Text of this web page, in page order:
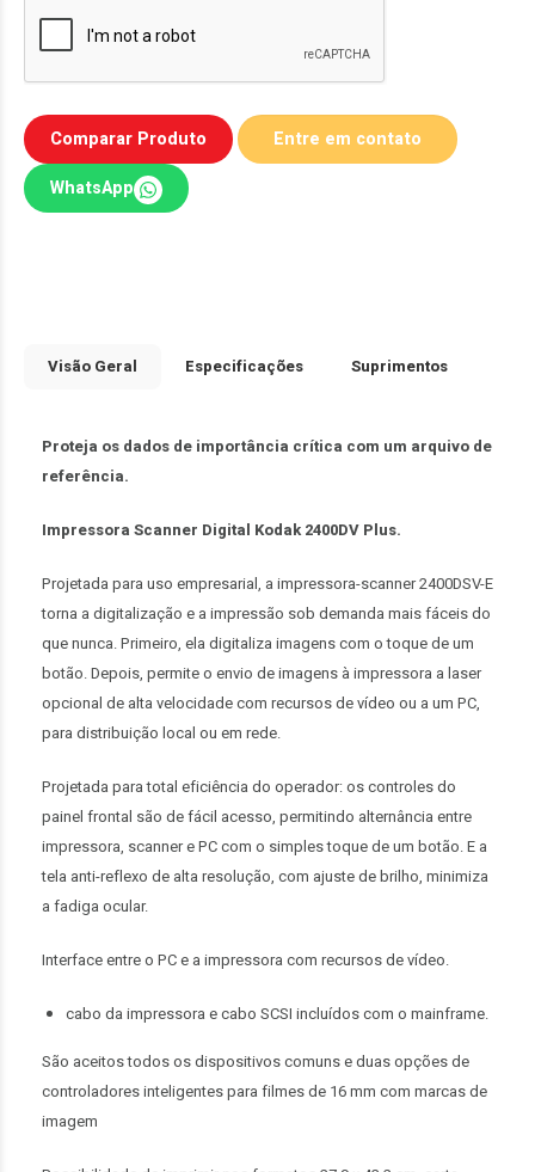
Comparar Produto
WhatsApp
Visão Geral Especificações Suprimentos
Proteja os dados de importância crítica com um arquivo de
referência.
Impressora Scanner Digital Kodak 2400DV Plus.
Projetada para uso empresarial, a impressora-scanner 2400DSV-E
torna a digitalização e a impressão sob demanda mais fáceis do
que nunca. Primeiro, ela digitaliza imagens com o toque de um
botão. Depois, permite o envio de imagens à impressora a laser
opcional de alta velocidade com recursos de vídeo ou a um PC,
para distribuição local ou em rede.
Projetada para total eficiência do operador: os controles do
painel frontal são de fácil acesso, permitindo alternância entre
impressora, scanner e PC com o simples toque de um botão. E a
tela anti-reflexo de alta resolução, com ajuste de brilho, minimiza
a fadiga ocular.
Interface entre o PC e a impressora com recursos de vídeo.
cabo da impressora e cabo SCSI incluídos com o mainframe.
São aceitos todos os dispositivos comuns e duas opções de
controladores inteligentes para filmes de 16 mm com marcas de
imagem